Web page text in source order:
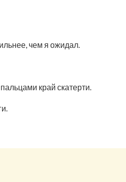
чем я ожидал.
край скатерти.